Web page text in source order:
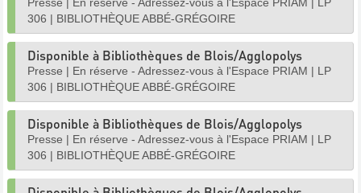
306 | BIBLIOTHÈQUE ABBÉ-GRÉGOIRE
Disponible à Bibliothèques de Blois/Agglopolys
Presse | En réserve - Adressez-vous à l'Espace PRIAM | LP
306 | BIBLIOTHÈQUE ABBÉ-GRÉGOIRE
Disponible à Bibliothèques de Blois/Agglopolys
Presse | En réserve - Adressez-vous à l'Espace PRIAM | LP
306 | BIBLIOTHÈQUE ABBÉ-GRÉGOIRE